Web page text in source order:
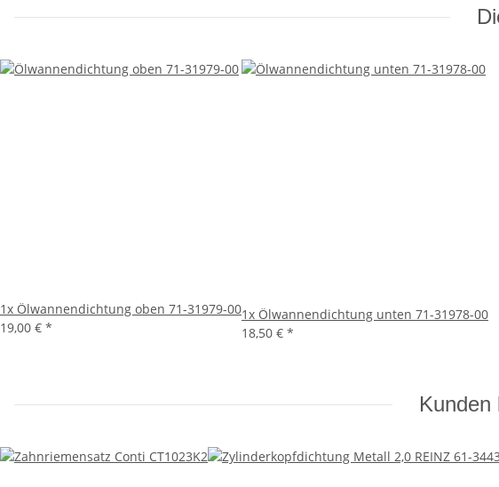
1x Ölwannendichtung oben 71-31979-00
19,00 € *
1x Ölwannendichtung unten 71-31978-00
18,50 € *
Kunden